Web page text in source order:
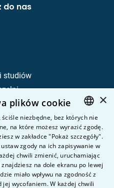
studiów
badania
do nas
POLISH
ENGLISH
×
plików cookie
niezbędne, bez których nie
na które możesz wyrazić zgodę.
w zakładce "Pokaż szczegóły".
zgody na ich zapisywanie w
chwili zmienić, uruchamiając
na dole ekranu po lewej
miało wpływu na zgodność z
jej wycofaniem. W każdej chwili